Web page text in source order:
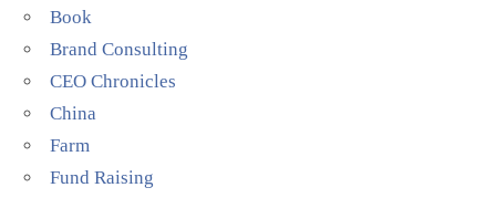
Book
Brand Consulting
CEO Chronicles
China
Farm
Fund Raising